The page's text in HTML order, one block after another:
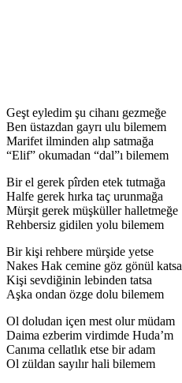
Geşt eyledim şu cihanı gezmeğe
Ben üstazdan gayrı ulu bilemem
Marifet ilminden alıp satmağa
“Elif” okumadan “dal”ı bilemem
Bir el gerek pîrden etek tutmağa
Halfe gerek hırka taç urunmağa
Mürşit gerek müşküller halletmeğe
Rehbersiz gidilen yolu bilemem
Bir kişi rehbere mürşide yetse
Nakes Hak cemine göz gönül katsa
Kişi sevdiğinin lebinden tatsa
Aşka ondan özge dolu bilemem
Ol doludan içen mest olur müdam
Daima ezberim virdimde Huda’m
Canıma cellatlık etse bir adam
Ol züldan sayılır hali bilemem